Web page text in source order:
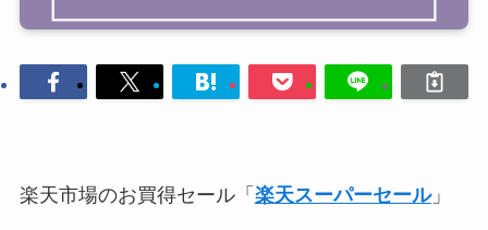
楽天市場のお買得セール「 楽天スーパーセール」